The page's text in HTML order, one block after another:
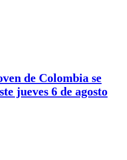
de Colombia se
jueves 6 de agosto